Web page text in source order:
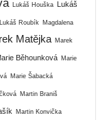
Lukáš Houška Lukáš
Lukáš Roubík Magdalena
Matějka Marek
Běhounková Marie
Marie Šabacká
Martin Braniš
Martin Konvička